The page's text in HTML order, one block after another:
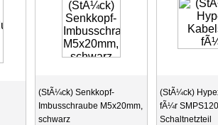
(StÃ¼ck) Senkkopf-
Imbusschraube M5x20mm,
schwarz
(StÃ¼ck)
fÃ¼r
Schaltnetzteil